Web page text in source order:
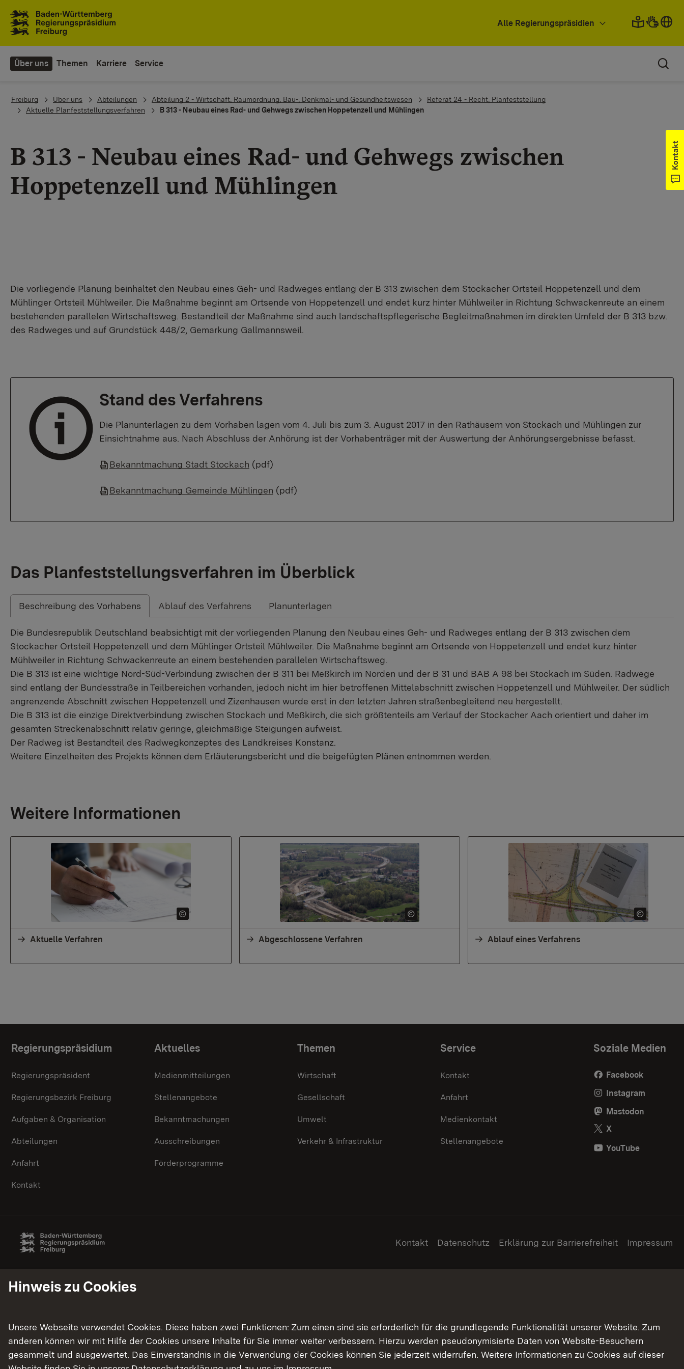
Alle Regierungspräsidien
Über uns Themen Karriere Service
You are here:
Freiburg Über uns Abteilungen Abteilung 2 - Wirtschaft, Raumordnung, Bau-, Denkmal- und Gesundheitswesen
Referat 24 - Recht, Planfeststellung
Aktuelle Planfeststellungsverfahren
B 313 - Neubau eines Rad- und Gehwegs zwischen Hoppetenzell und Mühlingen
B 313 - Neubau eines Rad- und Gehwegs zwischen
Hoppetenzell und Mühlingen
Kontakt
Die vorliegende Planung beinhaltet den Neubau eines Geh- und Radweges entlang der B 313 zwischen dem Stockacher Ortsteil Hoppetenzell und dem
Mühlinger Ortsteil Mühlweiler. Die Maßnahme beginnt am Ortsende von Hoppetenzell und endet kurz hinter Mühlweiler in Richtung Schwackenreute an einem
bestehenden parallelen Wirtschaftsweg. Bestandteil der Maßnahme sind auch landschaftspflegerische Begleitmaßnahmen im direkten Umfeld der B 313 bzw.
des Radweges und auf Grundstück 448/2, Gemarkung Gallmannsweil.
Stand des Verfahrens
Die Planunterlagen zu dem Vorhaben lagen vom 4. Juli bis zum 3. August 2017 in den Rathäusern von Stockach und Mühlingen zur
Einsichtnahme aus. Nach Abschluss der Anhörung ist der Vorhabenträger mit der Auswertung der Anhörungsergebnisse befasst.
Bekanntmachung Stadt Stockach (pdf)
Bekanntmachung Gemeinde Mühlingen (pdf)
Das Planfeststellungsverfahren im Überblick
Beschreibung des Vorhabens Ablauf des Verfahrens Planunterlagen
Die Bundesrepublik Deutschland beabsichtigt mit der vorliegenden Planung den Neubau eines Geh- und Radweges entlang der B 313 zwischen dem
Stockacher Ortsteil Hoppetenzell und dem Mühlinger Ortsteil Mühlweiler. Die Maßnahme beginnt am Ortsende von Hoppetenzell und endet kurz hinter
Mühlweiler in Richtung Schwackenreute an einem bestehenden parallelen Wirtschaftsweg.
Die B 313 ist eine wichtige Nord-Süd-Verbindung zwischen der B 311 bei Meßkirch im Norden und der B 31 und BAB A 98 bei Stockach im Süden. Radwege
sind entlang der Bundesstraße in Teilbereichen vorhanden, jedoch nicht im hier betroffenen Mittelabschnitt zwischen Hoppetenzell und Mühlweiler. Der südlich
angrenzende Abschnitt zwischen Hoppetenzell und Zizenhausen wurde erst in den letzten Jahren straßenbegleitend neu hergestellt.
Die B 313 ist die einzige Direktverbindung zwischen Stockach und Meßkirch, die sich größtenteils am Verlauf der Stockacher Aach orientiert und daher im
gesamten Streckenabschnitt relativ geringe, gleichmäßige Steigungen aufweist.
Der Radweg ist Bestandteil des Radwegkonzeptes des Landkreises Konstanz.
Weitere Einzelheiten des Projekts können dem Erläuterungsbericht und die beigefügten Plänen entnommen werden.
Weitere Informationen
Aktuelle Verfahren Abgeschlossene Verfahren Ablauf eines Verfahrens
Themenübersicht
Regierungspräsidium
Regierungspräsident
Regierungsbezirk Freiburg
Aufgaben & Organisation
Abteilungen
Anfahrt
Kontakt
Aktuelles
Medienmitteilungen
Stellenangebote
Bekanntmachungen
Ausschreibungen
Förderprogramme
Themen
Wirtschaft
Gesellschaft
Umwelt
Verkehr & Infrastruktur
Service
Kontakt
Anfahrt
Medienkontakt
Stellenangebote
Soziale Medien
Facebook
Instagram
Mastodon
X
YouTube
Kontakt Datenschutz Erklärung zur Barrierefreiheit Impressum
Hinweis zu Cookies
Unsere Webseite verwendet Cookies. Diese haben zwei Funktionen: Zum einen sind sie erforderlich für die grundlegende Funktionalität unserer Website. Zum
anderen können wir mit Hilfe der Cookies unsere Inhalte für Sie immer weiter verbessern. Hierzu werden pseudonymisierte Daten von Website-Besuchern
gesammelt und ausgewertet. Das Einverständnis in die Verwendung der Cookies können Sie jederzeit widerrufen. Weitere Informationen zu Cookies auf dieser